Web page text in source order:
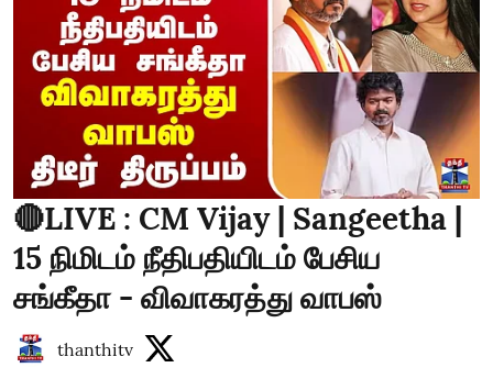
🔴LIVE : CM Vijay | Sangeetha |
15 நிமிடம் நீதிபதியிடம் பேசிய
சங்கீதா - விவாகரத்து வாபஸ்
thanthitv